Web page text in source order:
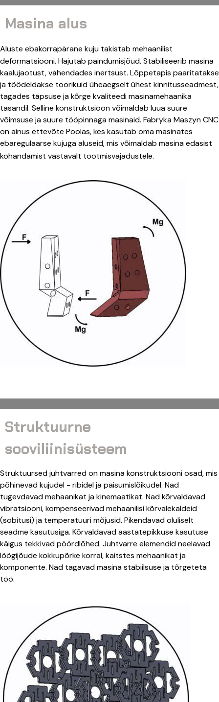
Masina alus
Aluste ebakorrapärane kuju takistab mehaanilist
deformatsiooni. Hajutab paindumisjõud. Stabiliseerib masina
kaalujaotust, vähendades inertsust. Lõppetapis paaritatakse
ja töödeldakse toorikuid üheaegselt ühest kinnitusseadmest,
tagades täpsuse ja kõrge kvaliteedi masinamehaanika
tasandil. Selline konstruktsioon võimaldab luua suure
võimsuse ja suure tööpinnaga masinaid. Fabryka Maszyn CNC
on ainus ettevõte Poolas, kes kasutab oma masinates
ebaregulaarse kujuga aluseid, mis võimaldab masina edasist
kohandamist vastavalt tootmisvajadustele.
Struktuurne
sooviliinisüsteem
Struktuursed juhtvarred on masina konstruktsiooni osad, mis
põhinevad kujudel - ribidel ja paisumislõikudel. Nad
tugevdavad mehaanikat ja kinemaatikat. Nad kõrvaldavad
vibratsiooni, kompenseerivad mehaanilisi kõrvalekaldeid
(sobitusi) ja temperatuuri mõjusid. Pikendavad oluliselt
seadme kasutusiga. Kõrvaldavad aastatepikkuse kasutuse
käigus tekkivad pöördlõhed. Juhtvarre elemendid neelavad
löögijõude kokkupõrke korral, kaitstes mehaanikat ja
komponente. Nad tagavad masina stabiilsuse ja tõrgeteta
töö.